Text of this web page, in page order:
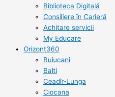
Biblioteca Digitală
Consiliere în Carieră
Achitare servicii
My Educare
Orizont360
Buiucani
Balti
Ceadîr-Lunga
Ciocana